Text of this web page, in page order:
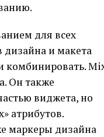
для всех
дизайна и макета
комбинировать.
Он также
виджета, но
атрибутов.
маркеры дизайна